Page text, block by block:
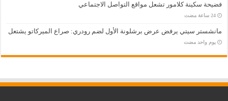
فضيحة سكينة كلامور تشعل مواقع التواصل الاجتماعي
‏24 ساعة مضت
مانشستر سيتي يرفض عرض برشلونة الأول لضم رودري: صراع الميركاتو يشتعل
‏يوم واحد مضت